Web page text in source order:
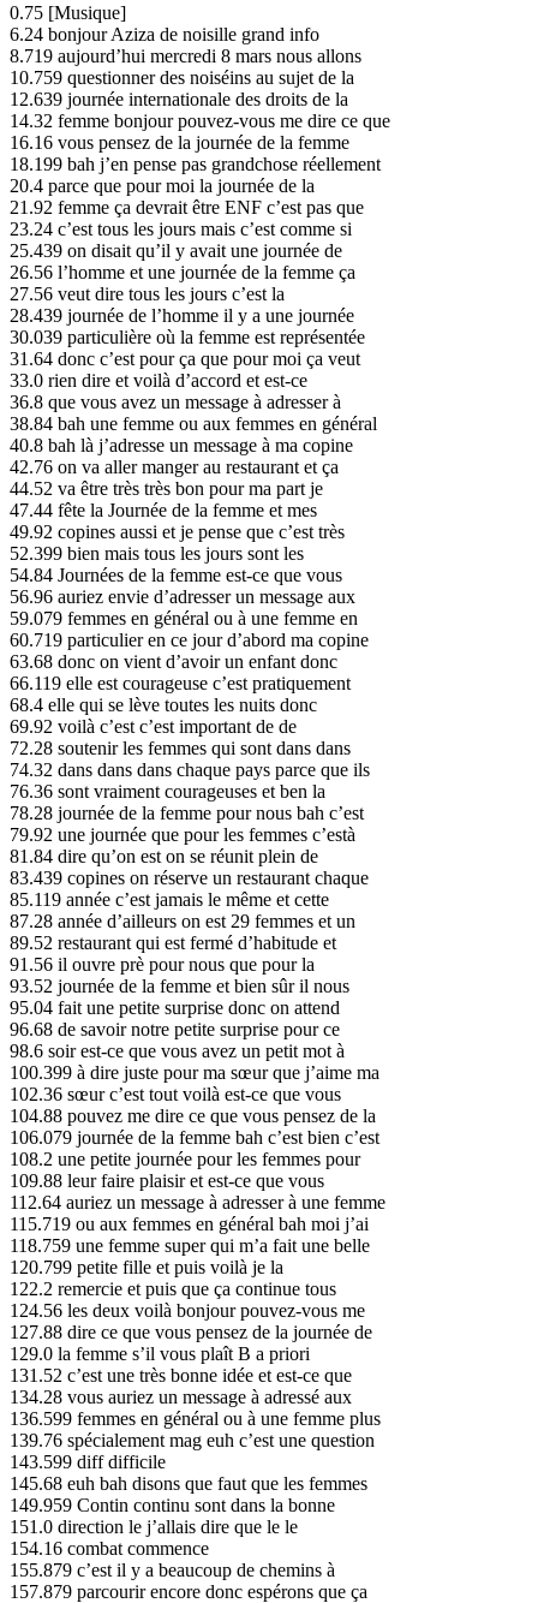
0.75 [Musique]
6.24 bonjour Aziza de noisille grand info
8.719 aujourd’hui mercredi 8 mars nous allons
10.759 questionner des noiséins au sujet de la
12.639 journée internationale des droits de la
14.32 femme bonjour pouvez-vous me dire ce que
16.16 vous pensez de la journée de la femme
18.199 bah j’en pense pas grandchose réellement
20.4 parce que pour moi la journée de la
21.92 femme ça devrait être ENF c’est pas que
23.24 c’est tous les jours mais c’est comme si
25.439 on disait qu’il y avait une journée de
26.56 l’homme et une journée de la femme ça
27.56 veut dire tous les jours c’est la
28.439 journée de l’homme il y a une journée
30.039 particulière où la femme est représentée
31.64 donc c’est pour ça que pour moi ça veut
33.0 rien dire et voilà d’accord et est-ce
36.8 que vous avez un message à adresser à
38.84 bah une femme ou aux femmes en général
40.8 bah là j’adresse un message à ma copine
42.76 on va aller manger au restaurant et ça
44.52 va être très très bon pour ma part je
47.44 fête la Journée de la femme et mes
49.92 copines aussi et je pense que c’est très
52.399 bien mais tous les jours sont les
54.84 Journées de la femme est-ce que vous
56.96 auriez envie d’adresser un message aux
59.079 femmes en général ou à une femme en
60.719 particulier en ce jour d’abord ma copine
63.68 donc on vient d’avoir un enfant donc
66.119 elle est courageuse c’est pratiquement
68.4 elle qui se lève toutes les nuits donc
69.92 voilà c’est c’est important de de
72.28 soutenir les femmes qui sont dans dans
74.32 dans dans dans chaque pays parce que ils
76.36 sont vraiment courageuses et ben la
78.28 journée de la femme pour nous bah c’est
79.92 une journée que pour les femmes c’està
81.84 dire qu’on est on se réunit plein de
83.439 copines on réserve un restaurant chaque
85.119 année c’est jamais le même et cette
87.28 année d’ailleurs on est 29 femmes et un
89.52 restaurant qui est fermé d’habitude et
91.56 il ouvre prè pour nous que pour la
93.52 journée de la femme et bien sûr il nous
95.04 fait une petite surprise donc on attend
96.68 de savoir notre petite surprise pour ce
98.6 soir est-ce que vous avez un petit mot à
100.399 à dire juste pour ma sœur que j’aime ma
102.36 sœur c’est tout voilà est-ce que vous
104.88 pouvez me dire ce que vous pensez de la
106.079 journée de la femme bah c’est bien c’est
108.2 une petite journée pour les femmes pour
109.88 leur faire plaisir et est-ce que vous
112.64 auriez un message à adresser à une femme
115.719 ou aux femmes en général bah moi j’ai
118.759 une femme super qui m’a fait une belle
120.799 petite fille et puis voilà je la
122.2 remercie et puis que ça continue tous
124.56 les deux voilà bonjour pouvez-vous me
127.88 dire ce que vous pensez de la journée de
129.0 la femme s’il vous plaît B a priori
131.52 c’est une très bonne idée et est-ce que
134.28 vous auriez un message à adressé aux
136.599 femmes en général ou à une femme plus
139.76 spécialement mag euh c’est une question
143.599 diff difficile
145.68 euh bah disons que faut que les femmes
149.959 Contin continu sont dans la bonne
151.0 direction le j’allais dire que le le
154.16 combat commence
155.879 c’est il y a beaucoup de chemins à
157.879 parcourir encore donc espérons que ça